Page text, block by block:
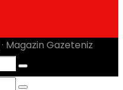
· Magazin Gazeteniz